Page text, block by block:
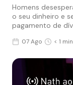
Homens
o seu dinheiro e
pagamento de
07 Ago < 1